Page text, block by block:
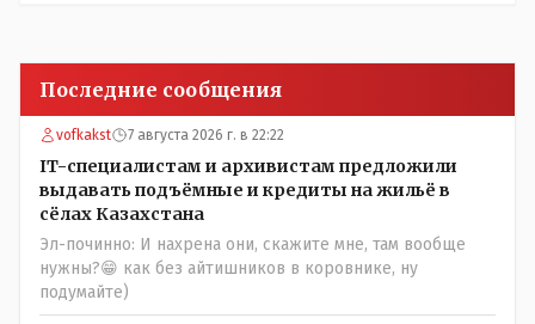
Последние сообщения
vofkakst 7 августа 2026 г. в 22:22
IT-специалистам и архивистам предложили
выдавать подъёмные и кредиты на жильё в
сёлах Казахстана
Эл-починно: И нахрена они, скажите мне, там вообще
нужны?😁 как без айтишников в коровнике, ну
подумайте)